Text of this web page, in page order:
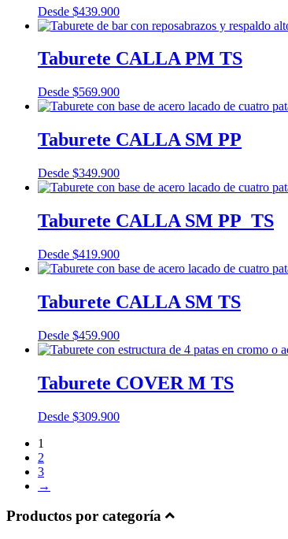
Desde $439.900
Taburete CALLA PM TS
Desde $569.900
Taburete CALLA SM PP
Desde $349.900
Taburete CALLA SM PP_TS
Desde $419.900
Taburete CALLA SM TS
Desde $459.900
Taburete COVER M TS
Desde $309.900
1
2
3
→
Productos por categoría